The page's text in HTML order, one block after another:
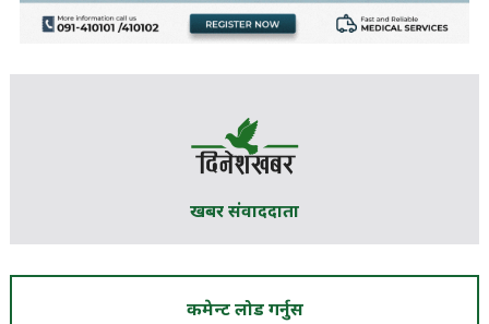
खबर संवाददाता
कमेन्ट लोड गर्नुस